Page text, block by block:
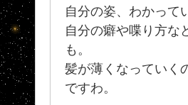
自分の姿、わかって
自分の癖や喋り方な
も。
髪が薄くなっていく
ですわ。